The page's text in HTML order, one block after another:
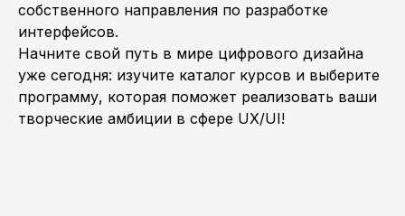
собственного направления по разработке
интерфейсов.
Начните свой путь в мире цифрового дизайна
уже сегодня: изучите каталог курсов и выберите
программу, которая поможет реализовать ваши
творческие амбиции в сфере UX/UI!